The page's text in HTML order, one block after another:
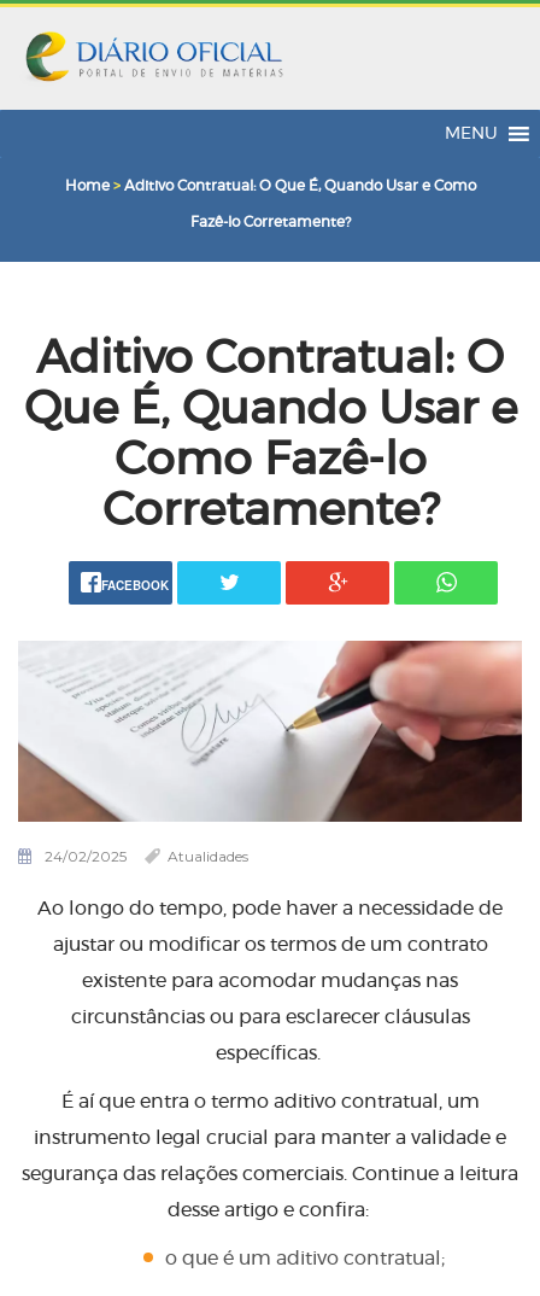
MENU
Home> Aditivo Contratual: O Que É, Quando Usar e Como
Fazê-lo Corretamente?
Aditivo Contratual: O
Que É, Quando Usar e
Como Fazê-lo
Corretamente?
FACEBOOK
24/02/2025 Atualidades
Ao longo do tempo, pode haver a necessidade de
ajustar ou modificar os termos de um contrato
existente para acomodar mudanças nas
circunstâncias ou para esclarecer cláusulas
específicas.
É aí que entra o termo aditivo contratual, um
instrumento legal crucial para manter a validade e
segurança das relações comerciais. Continue a leitura
desse artigo e confira:
o que é um aditivo contratual;